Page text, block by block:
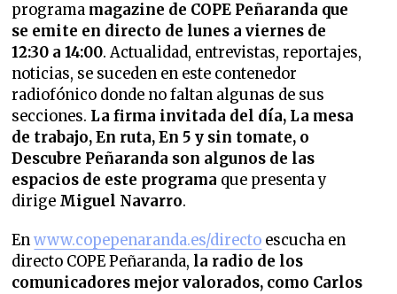
programa magazine de COPE Peñaranda que
se emite en directo de lunes a viernes de
12:30 a 14:00. Actualidad, entrevistas, reportajes,
noticias, se suceden en este contenedor
radiofónico donde no faltan algunas de sus
secciones. La firma invitada del día, La mesa
de trabajo, En ruta, En 5 y sin tomate, o
Descubre Peñaranda son algunos de las
espacios de este programa que presenta y
dirige Miguel Navarro.
Enwww.copepenaranda.es/directo escucha en
directo COPE Peñaranda, la radio de los
comunicadores mejor valorados, como Carlos